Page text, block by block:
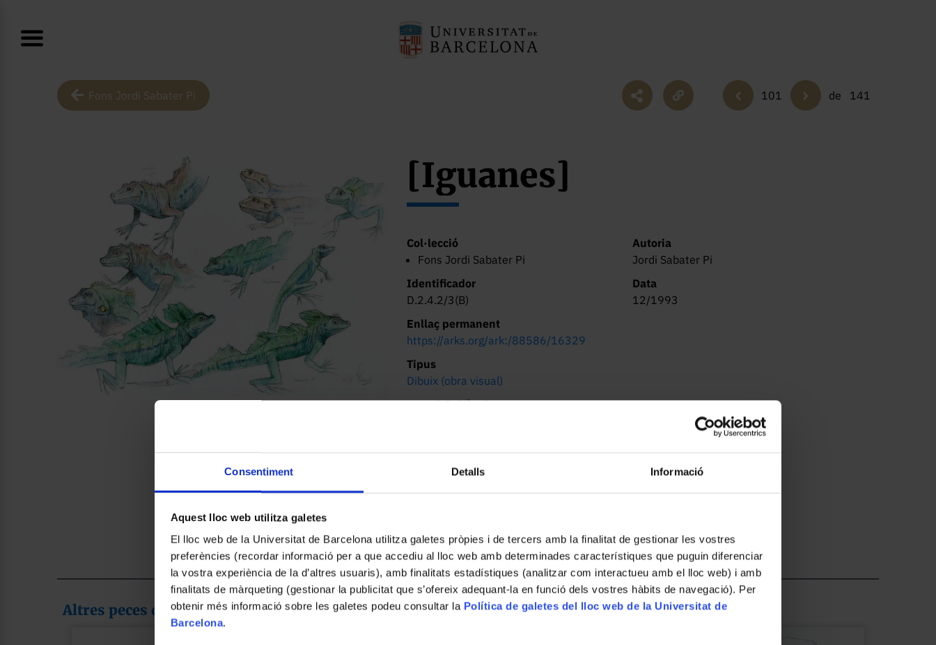
Consentiment Detalls Informació
Aquest lloc web utilitza galetes
El lloc web de la Universitat de Barcelona utilitza galetes pròpies i de tercers amb la finalitat de gestionar les vostres
preferències (recordar informació per a que accediu al lloc web amb determinades característiques que puguin diferenciar
la vostra experiència de la d’altres usuaris), amb finalitats estadístiques (analitzar com interactueu amb el lloc web) i amb
finalitats de màrqueting (gestionar la publicitat que s’ofereix adequant-la en funció dels vostres hàbits de navegació). Per
obtenir més informació sobre les galetes podeu consultar la Política de galetes del lloc web de la Universitat de
Barcelona.
Fons Jordi Sabater Pi 101 de 141
[Iguanes]
Col·lecció
Fons Jordi Sabater Pi
Identificador
D.2.4.2/3(B)
Enllaç permanent
https://arks.org/ark:/88586/16329
Tipus
Dibuix (obra visual)
Materials/Tècniques
CRAI Biblioteca de Belles Arts. Baldiri
Reixac, 2, 08028 Barcelona
Autoria
Jordi Sabater Pi
Data
12/1993
Altres peces de la col·lecció